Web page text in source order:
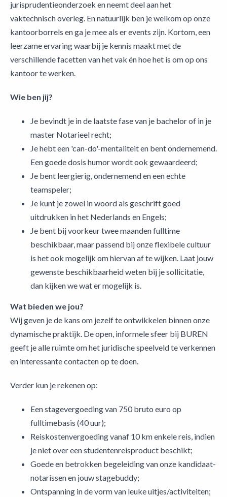
jurisprudentieonderzoek en neemt deel aan het
vaktechnisch overleg. En natuurlijk ben je welkom op onze
kantoorborrels en ga je mee als er events zijn. Kortom, een
leerzame ervaring waarbij je kennis maakt met de
verschillende facetten van het vak én hoe het is om op ons
kantoor te werken.
Wie ben jij?
Je bevindt je in de laatste fase van je bachelor of in je
master Notarieel recht;
Je hebt een 'can-do'-mentaliteit en bent ondernemend.
Een goede dosis humor wordt ook gewaardeerd;
Je bent leergierig, ondernemend en een echte
teamspeler;
Je kunt je zowel in woord als geschrift goed
uitdrukken in het Nederlands en Engels;
Je bent bij voorkeur twee maanden fulltime
beschikbaar, maar passend bij onze flexibele cultuur
is het ook mogelijk om hiervan af te wijken. Laat jouw
gewenste beschikbaarheid weten bij je sollicitatie,
dan kijken we wat er mogelijk is.
Wat bieden we jou?
Wij geven je de kans om jezelf te ontwikkelen binnen onze
dynamische praktijk. De open, informele sfeer bij BUREN
geeft je alle ruimte om het juridische speelveld te verkennen
en interessante contacten op te doen.
Verder kun je rekenen op:
Een stagevergoeding van 750 bruto euro op
fulltimebasis (40 uur);
Reiskostenvergoeding vanaf 10 km enkele reis, indien
je niet over een studentenreisproduct beschikt;
Goede en betrokken begeleiding van onze kandidaat-
notarissen en jouw stagebuddy;
Ontspanning in de vorm van leuke uitjes/activiteiten;